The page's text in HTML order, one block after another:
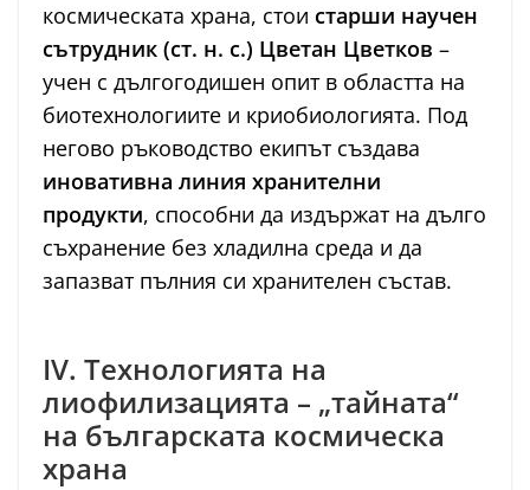
космическата храна, стои старши научен
сътрудник (ст. н. с.) Цветан Цветков –
учен с дългогодишен опит в областта на
биотехнологиите и криобиологията. Под
негово ръководство екипът създава
иновативна линия хранителни
продукти, способни да издържат на дълго
съхранение без хладилна среда и да
запазват пълния си хранителен състав.
IV. Технологията на
лиофилизацията – „тайната“
на българската космическа
храна